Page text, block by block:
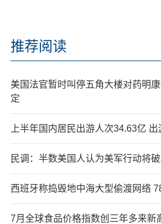
推荐阅读
美国法官暂时叫停五角大楼对药明康
定
上半年国内居民出游人次34.63亿
民调：半数美国人认为美军行动将
西班牙称捣毁地中海大型偷渡网络
7月全球食品价格指数创三年多来新